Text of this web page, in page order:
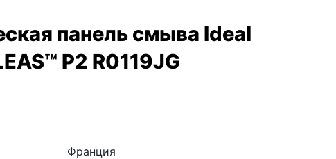
панель смыва Ideal
P2 R0119JG
Франция